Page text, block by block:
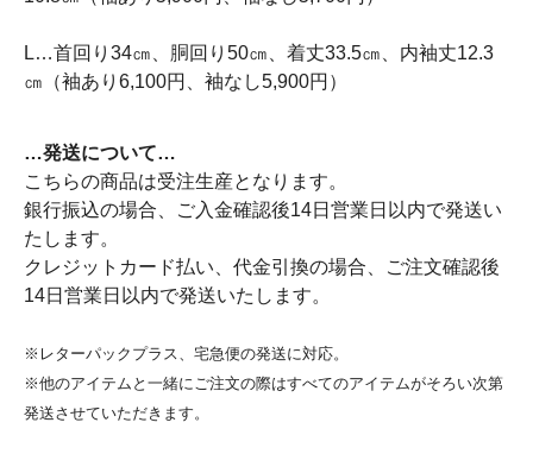
L…首回り34㎝、胴回り50㎝、着丈33.5㎝、内袖丈12.3
㎝（袖あり6,100円、袖なし5,900円）
…発送について…
こちらの商品は受注生産となります。
銀行振込の場合、ご入金確認後14日営業日以内で発送い
たします。
クレジットカード払い、代金引換の場合、ご注文確認後
14日営業日以内で発送いたします。
※レターパックプラス、宅急便の発送に対応。
※他のアイテムと一緒にご注文の際はすべてのアイテムがそろい次第
発送させていただきます。